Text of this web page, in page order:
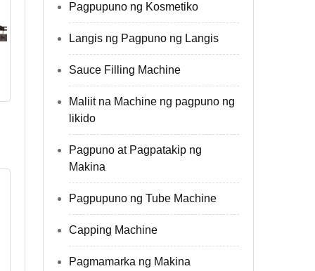
Pagpupuno ng Kosmetiko
Langis ng Pagpuno ng Langis
Sauce Filling Machine
Maliit na Machine ng pagpuno ng
likido
Pagpuno at Pagpatakip ng
Makina
Pagpupuno ng Tube Machine
Capping Machine
Pagmamarka ng Makina